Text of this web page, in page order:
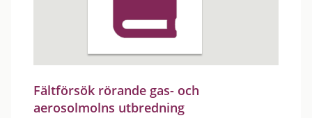
Fältförsök rörande gas- och
aerosolmolns utbredning